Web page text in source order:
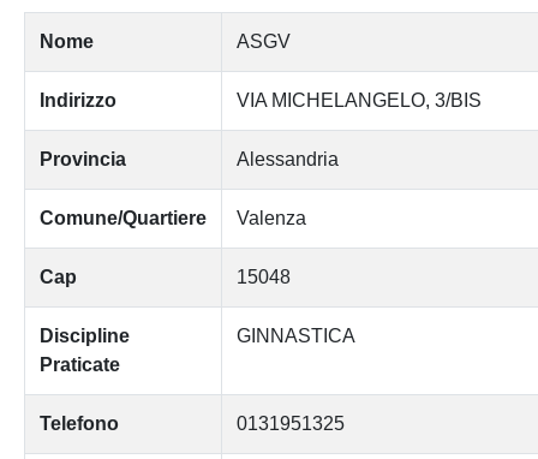
Nome ASGV
Indirizzo VIA MICHELANGELO, 3/BIS
Provincia Alessandria
Comune/Quartiere Valenza
Cap 15048
Discipline
Praticate
GINNASTICA
Telefono 0131951325